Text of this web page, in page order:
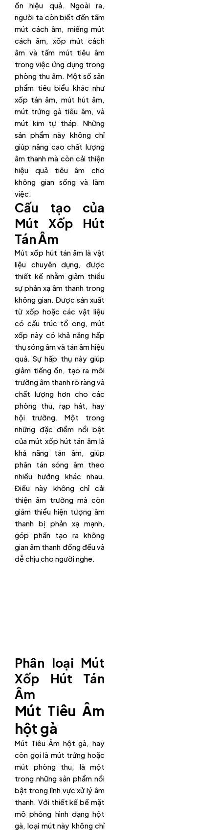
ồn hiệu quả. Ngoài ra,
người ta còn biết đến tấm
mút cách âm, miếng mút
cách âm, xốp mút cách
âm và tấm mút tiêu âm
trong việc ứng dụng trong
phòng thu âm. Một số sản
phẩm tiêu biểu khác như
xốp tán âm, mút hút âm,
mút trứng gà tiêu âm, và
mút kim tự tháp. Những
sản phẩm này không chỉ
giúp nâng cao chất lượng
âm thanh mà còn cải thiện
hiệu quả tiêu âm cho
không gian sống và làm
việc.
Cấu tạo của
Mút Xốp Hút
Tán Âm
Mút xốp hút tán âm là vật
liệu chuyên dụng, được
thiết kế nhằm giảm thiểu
sự phản xạ âm thanh trong
không gian. Được sản xuất
từ xốp hoặc các vật liệu
có cấu trúc tổ ong, mút
xốp này có khả năng hấp
thụ sóng âm và tán âm hiệu
quả. Sự hấp thụ này giúp
giảm tiếng ồn, tạo ra môi
trường âm thanh rõ ràng và
chất lượng hơn cho các
phòng thu, rạp hát, hay
hội trường. Một trong
những đặc điểm nổi bật
của mút xốp hút tán âm là
khả năng tán âm, giúp
phân tán sóng âm theo
nhiều hướng khác nhau.
Điều này không chỉ cải
thiện âm trường mà còn
giảm thiểu hiện tượng âm
thanh bị phản xạ mạnh,
góp phần tạo ra không
gian âm thanh đồng đều và
dễ chịu cho người nghe.
Phân loại Mút
Xốp Hút Tán
Âm
Mút Tiêu Âm
hột gà
Mút Tiêu Âm hột gà, hay
còn gọi là mút trứng hoặc
mút phòng thu, là một
trong những sản phẩm nổi
bật trong lĩnh vực xử lý âm
thanh. Với thiết kế bề mặt
mô phỏng hình dạng hột
gà, loại mút này không chỉ